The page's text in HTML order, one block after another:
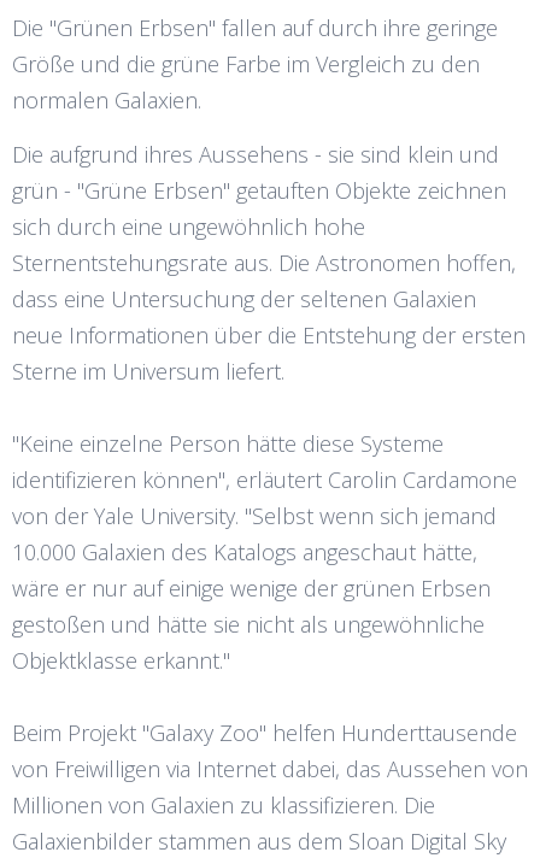
Die "Grünen Erbsen" fallen auf durch ihre geringe
Größe und die grüne Farbe im Vergleich zu den
normalen Galaxien.
Die aufgrund ihres Aussehens - sie sind klein und
grün - "Grüne Erbsen" getauften Objekte zeichnen
sich durch eine ungewöhnlich hohe
Sternentstehungsrate aus. Die Astronomen hoffen,
dass eine Untersuchung der seltenen Galaxien
neue Informationen über die Entstehung der ersten
Sterne im Universum liefert.
"Keine einzelne Person hätte diese Systeme
identifizieren können", erläutert Carolin Cardamone
von der Yale University. "Selbst wenn sich jemand
10.000 Galaxien des Katalogs angeschaut hätte,
wäre er nur auf einige wenige der grünen Erbsen
gestoßen und hätte sie nicht als ungewöhnliche
Objektklasse erkannt."
Beim Projekt "Galaxy Zoo" helfen Hunderttausende
von Freiwilligen via Internet dabei, das Aussehen von
Millionen von Galaxien zu klassifizieren. Die
Galaxienbilder stammen aus dem Sloan Digital Sky